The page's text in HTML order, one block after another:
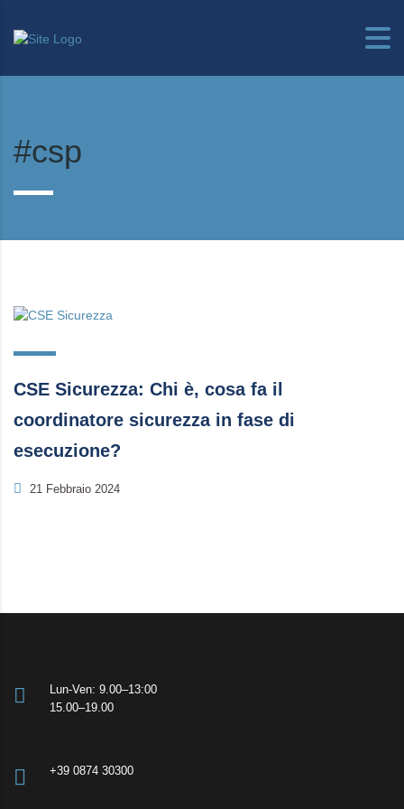
#csp
CSE Sicurezza: Chi è, cosa fa il
coordinatore sicurezza in fase di
esecuzione?
21 Febbraio 2024
Lun-Ven: 9.00–13:00
15.00–19.00
+39 0874 30300